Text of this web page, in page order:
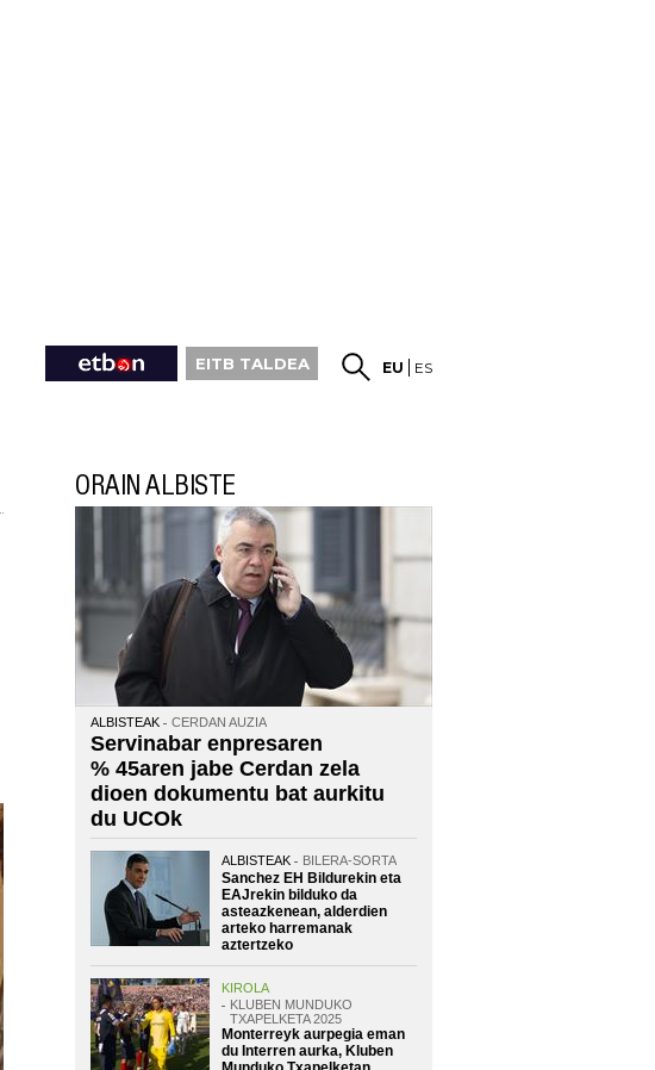
EITB TALDEA EU ES
ORAIN ALBISTE
ALBISTEAK CERDAN AUZIA
Servinabar enpresaren
% 45aren jabe Cerdan zela
dioen dokumentu bat aurkitu
du UCOk
ALBISTEAK BILERA-SORTA
Sanchez EH Bildurekin eta
EAJrekin bilduko da
asteazkenean, alderdien
arteko harremanak
aztertzeko
KIROLA
KLUBEN MUNDUKO
TXAPELKETA 2025
Monterreyk aurpegia eman
du Interren aurka, Kluben